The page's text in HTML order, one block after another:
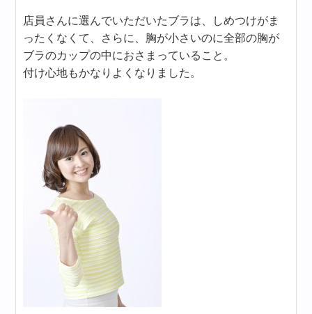
店員さんに選んでいただいたブラは、しめつけがま
ったくなくて、さらに、胸が小さいのに全部の胸が
ブラのカップの中におさまっていること。
付け心地もかなりよくなりました。